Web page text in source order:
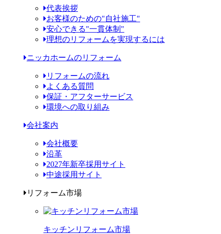
代表挨拶
お客様のための"自社施工"
安心できる"一貫体制"
理想のリフォームを実現するには
ニッカホームのリフォーム
リフォームの流れ
よくある質問
保証・アフターサービス
環境への取り組み
会社案内
会社概要
沿革
2027年新卒採用サイト
中途採用サイト
リフォーム市場
キッチンリフォーム市場